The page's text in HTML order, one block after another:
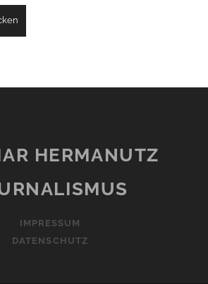
HERMANUTZ
IMPRESSUM
DATENSCHUTZ